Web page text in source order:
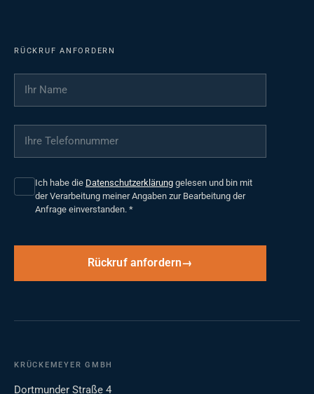
RÜCKRUF ANFORDERN
Ihr Name
Ihre Telefonnummer
Ich habe die Datenschutzerklärung gelesen und bin mit
der Verarbeitung meiner Angaben zur Bearbeitung der
Anfrage einverstanden. *
Rückruf anfordern
KRÜCKEMEYER GMBH
Dortmunder Straße 4